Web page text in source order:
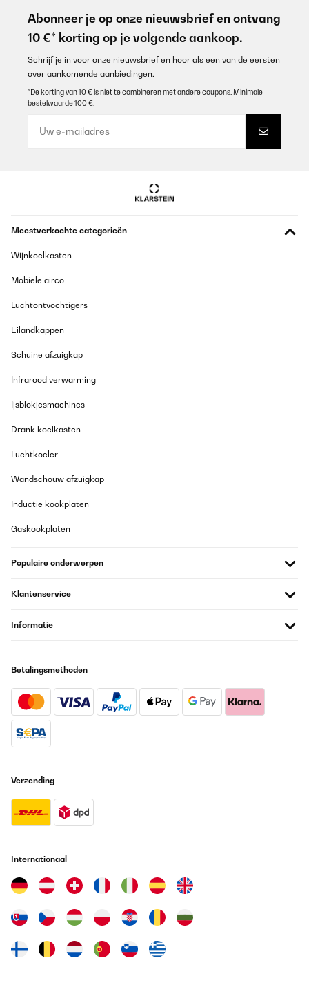
Abonneer je op onze nieuwsbrief en ontvang
10 €* korting op je volgende aankoop.
Schrijf je in voor onze nieuwsbrief en hoor als een van de eersten
over aankomende aanbiedingen.
*De korting van 10 € is niet te combineren met andere coupons. Minimale
bestelwaarde 100 €.
Meestverkochte categorieën
Wijnkoelkasten
Mobiele airco
Luchtontvochtigers
Eilandkappen
Schuine afzuigkap
Infrarood verwarming
Ijsblokjesmachines
Drank koelkasten
Luchtkoeler
Wandschouw afzuigkap
Inductie kookplaten
Gaskookplaten
Populaire onderwerpen
Klantenservice
Informatie
Betalingsmethoden
Verzending
Internationaal